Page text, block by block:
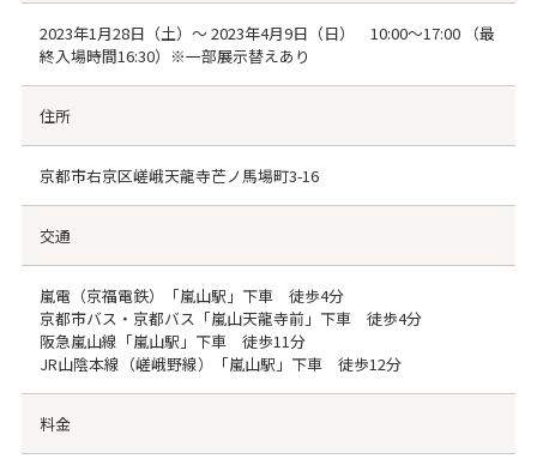
2023年1月28日（土）～ 2023年4月9日（日） 10:00～17:00 （最
終入場時間16:30）※一部展示替えあり
住所
京都市右京区嵯峨天龍寺芒ノ馬場町3-16
交通
嵐電（京福電鉄）「嵐山駅」下車 徒歩4分
京都市バス・京都バス「嵐山天龍寺前」下車 徒歩4分
阪急嵐山線「嵐山駅」下車 徒歩11分
JR山陰本線（嵯峨野線）「嵐山駅」下車 徒歩12分
料金